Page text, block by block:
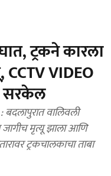
ट्रकने कारला
VIDEO
सरकेल
वालिवली
मृत्यू झाला आणि
ट्रकचालकाचा ताबा